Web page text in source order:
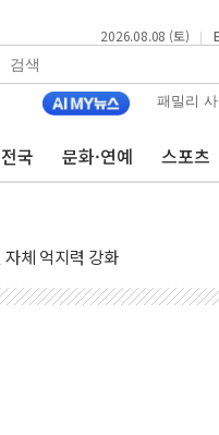
2026.08.08 (토) |
패밀리
전국 문화·연예 스포츠
600 지수는 나흘 연속 최고치